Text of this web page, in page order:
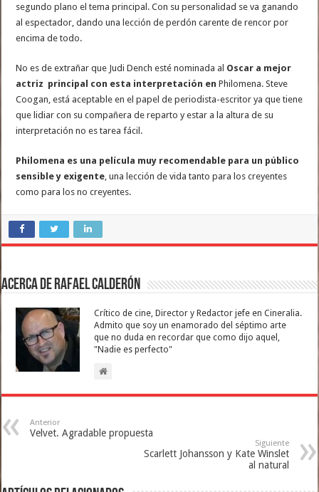
segundo plano el tema principal. Con su personalidad se va ganando
al espectador, dando una lección de perdón carente de rencor por
encima de todo.
No es de extrañar que Judi Dench esté nominada al Oscar a mejor
actriz principal con esta interpretación en Philomena. Steve
Coogan, está aceptable en el papel de periodista-escritor ya que tiene
que lidiar con su compañera de reparto y estar a la altura de su
interpretación no es tarea fácil.
Philomena es una película muy recomendable para un público
sensible y exigente , una lección de vida tanto para los creyentes
como para los no creyentes.
Acerca de Rafael Calderón
Crítico de cine, Director y Redactor jefe en Cineralia.
Admito que soy un enamorado del séptimo arte
que no duda en recordar que como dijo aquel,
"Nadie es perfecto"
Anterior
Velvet. Agradable propuesta
Siguiente
Scarlett Johansson y Kate Winslet
al natural